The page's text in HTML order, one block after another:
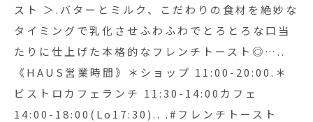
スト ＞.バターとミルク、こだわりの食材を絶妙な
タイミングで乳化させふわふわでとろとろな口当
たりに仕上げた本格的なフレンチトースト◎…..
《HAUS営業時間》＊ショップ 11:00-20:00.＊
ビストロカフェランチ 11:30-14:00カフェ
14:00-18:00(Lo17:30).. .#フレンチトースト